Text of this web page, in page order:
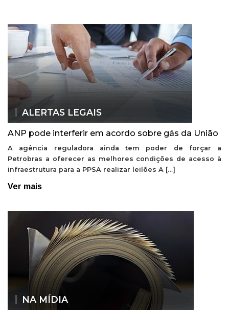
ALERTAS LEGAIS
ANP pode interferir em acordo sobre gás da União
A agência reguladora ainda tem poder de forçar a
Petrobras a oferecer as melhores condições de acesso à
infraestrutura para a PPSA realizar leilões A […]
Ver mais
NA MÍDIA